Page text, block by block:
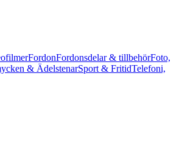
FordonFordonsdelar & tillbehörFoto,
& ÄdelstenarSport & FritidTelefoni,